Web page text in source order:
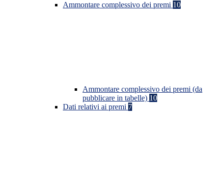
Ammontare complessivo dei premi 10
Ammontare complessivo dei premi (da
pubblicare in tabelle) 10
Dati relativi ai premi 7